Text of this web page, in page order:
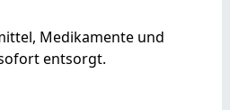
Medikamente und
entsorgt.